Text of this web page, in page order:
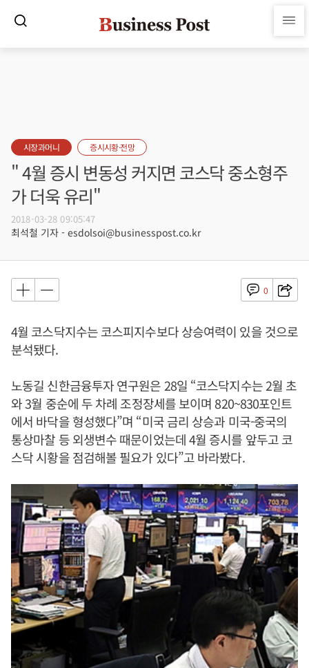
시장과머니 증시시황·전망
" 4월 증시 변동성 커지면 코스닥 중소형주
가 더욱 유리"
2018-03-28 09:05:47
최석철 기자 - esdolsoi@businesspost.co.kr
0
4월 코스닥지수는 코스피지수보다 상승여력이 있을 것으로
분석됐다.
노동길 신한금융투자 연구원은 28일 “코스닥지수는 2월 초
와 3월 중순에 두 차례 조정장세를 보이며 820~830포인트
에서 바닥을 형성했다”며 “미국 금리 상승과 미국-중국의
통상마찰 등 외생변수 때문이었는데 4월 증시를 앞두고 코
스닥 시황을 점검해볼 필요가 있다”고 바라봤다.